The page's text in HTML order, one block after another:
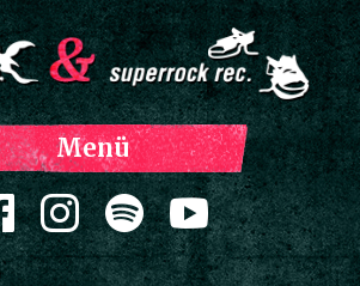
Menü
Zum Inhalt springen